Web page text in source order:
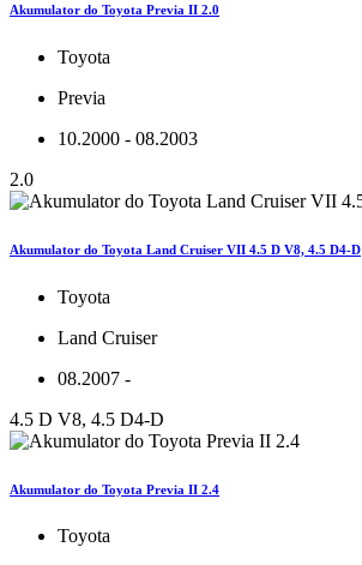
Akumulator do Toyota Previa II 2.0
Toyota
Previa
10.2000 - 08.2003
2.0
Akumulator do Toyota Land Cruiser VII 4.5 D V8, 4.5 D4-D
Toyota
Land Cruiser
08.2007 -
4.5 D V8, 4.5 D4-D
Akumulator do Toyota Previa II 2.4
Toyota